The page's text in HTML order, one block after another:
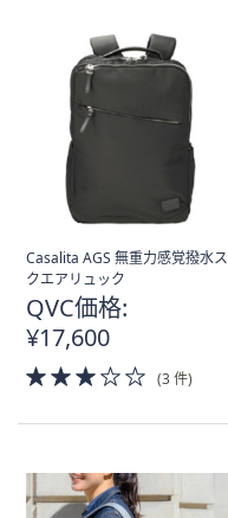
Casalita AGS 無重力感覚撥水ス
クエアリュック
QVC価格:
¥17,600
3.0
of
(3 件)